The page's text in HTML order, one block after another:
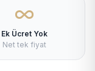
Ek Ücret Yok
Net tek fiyat